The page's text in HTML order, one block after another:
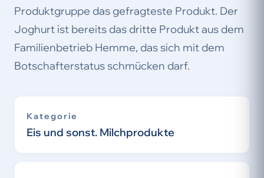
Produktgruppe das gefragteste Produkt. Der
Joghurt ist bereits das dritte Produkt aus dem
Familienbetrieb Hemme, das sich mit dem
Botschafterstatus schmücken darf.
Kategorie
Eis und sonst. Milchprodukte